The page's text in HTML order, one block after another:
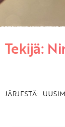
Etkö ole
Tekijä:
JÄRJESTÄ: